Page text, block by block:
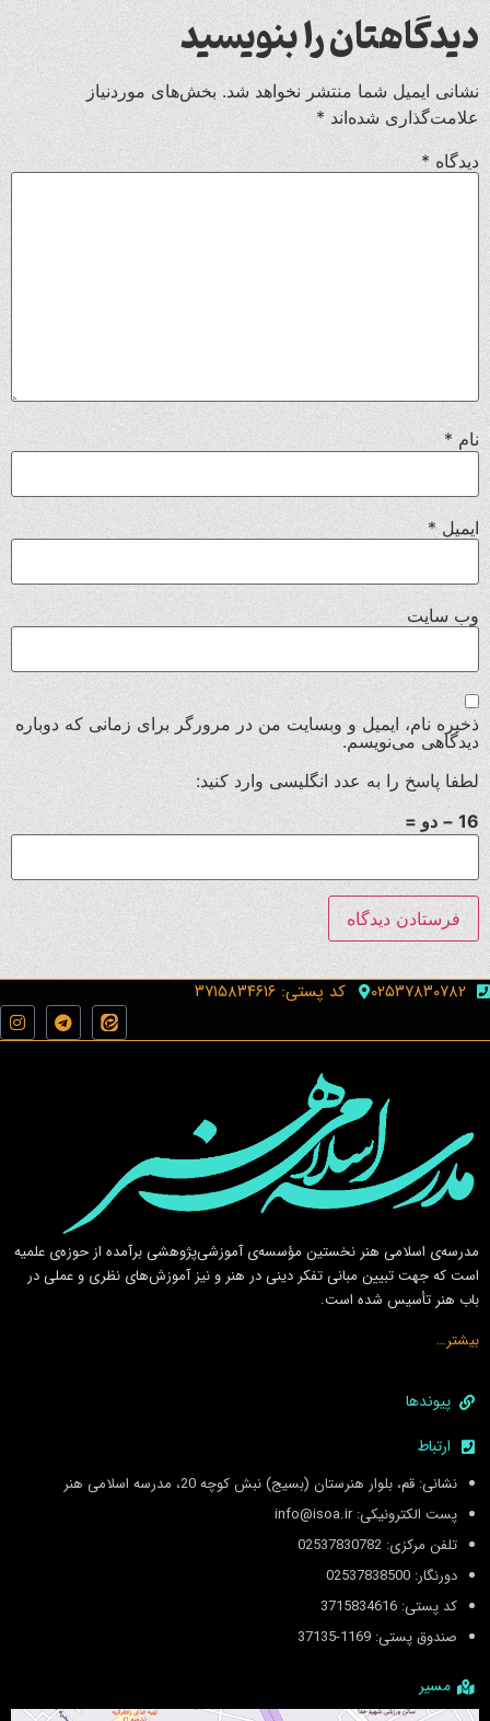
دیدگاهتان را بنویسید
نشانی ایمیل شما منتشر نخواهد شد. بخش‌های موردنیاز
علامت‌گذاری شده‌اند *
دیدگاه *
نام *
ایمیل *
وب‌ سایت
ذخیره نام، ایمیل و وبسایت من در مرورگر برای زمانی که دوباره
دیدگاهی می‌نویسم.
لطفا پاسخ را به عدد انگلیسی وارد کنید:
16 − دو =
۰۲۵۳۷۸۳۰۷۸۲ کد پستی: ۳۷۱۵۸۳۴۶۱۶
مدرسه‌ی اسلامى هنر نخستين مؤسسه‌ی آموزشى‌پژوهشى برآمده از حوزه‌ی علميه
است كه جهت تبيين مبانى تفكر دينى در هنر و نيز آموزش‌هاى نظرى و عملى در
باب هنر تأسيس شده است.
بیشتر…
پیوندها
ارتباط
نشانی: قم، بلوار هنرستان (بسیج) نبش کوچه 20، مدرسه اسلامی هنر
پست الکترونیکی: info@isoa.ir
تلفن مرکزی: 02537830782
دورنگار: 02537838500
کد پستی: 3715834616
صندوق پستی: 1169-37135
مسیر